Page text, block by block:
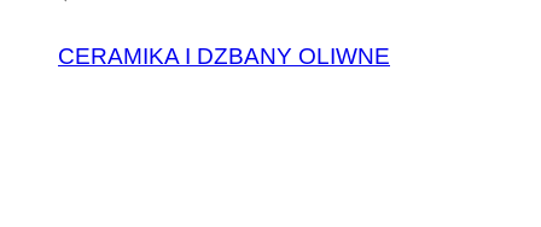
CERAMIKA I DZBANY OLIWNE